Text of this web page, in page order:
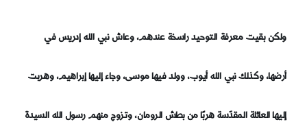
ولكن بقيت معرفة التوحيد راسخة عندهم، وعاش نبي الله إدريس في
أرضها، وكذلك نبي الله أيوب، وولد فيها موسى، وجاء إليها إبراهيم، وهربت
إليها العائلة المقدّسة هربًا من بطش الرومان، وتزوج منهم رسول الله السيدة